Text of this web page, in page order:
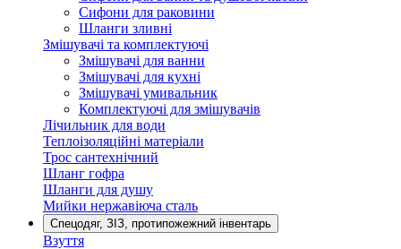
Сифони для раковини
Шланги зливні
Змішувачі та комплектуючі
Змішувачі для ванни
Змішувачі для кухні
Змішувачі умивальник
Комплектуючі для змішувачів
Лічильник для води
Теплоізоляційні матеріали
Трос сантехнічний
Шланг гофра
Шланги для душу
Мийки нержавіюча сталь
Спецодяг, ЗІЗ, протипожежний інвентарь
Взуття